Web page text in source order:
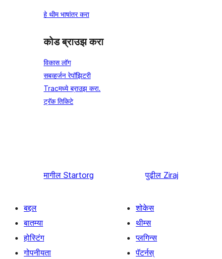
हे थीम भाषांतर करा
कोड ब्राउझ करा
विकास लॉग
सबव्हर्जन रेपॉझिटरी
Tracमध्ये ब्राउझ करा.
ट्रॅक तिकिटे
मागील Startorg पुढील Ziraj
बद्दल
बातम्या
होस्टिंग
गोपनीयता
शोकेस
थीम्स
प्लगिन्स
पॅटर्नस्